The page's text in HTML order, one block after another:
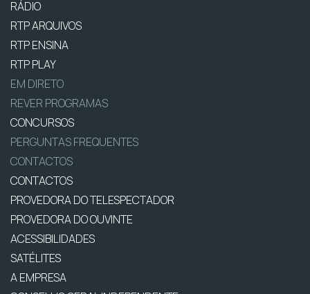
RÁDIO
RTP ARQUIVOS
RTP ENSINA
RTP PLAY
EM DIRETO
REVER PROGRAMAS
CONCURSOS
PERGUNTAS FREQUENTES
CONTACTOS
CONTACTOS
PROVEDORA DO TELESPECTADOR
PROVEDORA DO OUVINTE
ACESSIBILIDADES
SATÉLITES
A EMPRESA